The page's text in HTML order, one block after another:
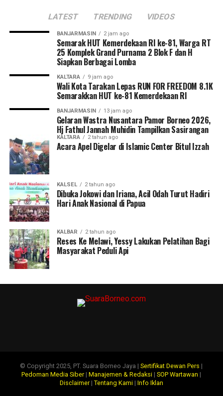
LATEST TRENDING VIDEOS
BANJARMASIN 2 jam ago
Semarak HUT Kemerdekaan RI ke-81, Warga RT
25 Komplek Grand Purnama 2 Blok F dan H
Siapkan Berbagai Lomba
KALTARA 9 jam ago
Wali Kota Tarakan Lepas RUN FOR FREEDOM 8.1K
Semarakkan HUT ke-81 Kemerdekaan RI
BANJARMASIN 13 jam ago
Gelaran Wastra Nusantara Pamor Borneo 2026,
Hj Fathul Jannah Muhidin Tampilkan Sasirangan
KALTARA 2 tahun ago
Acara Apel Digelar di Islamic Center Bitul Izzah
KALSEL 2 tahun ago
Dibuka Jokowi dan Iriana, Acil Odah Turut Hadiri
Hari Anak Nasional di Papua
KALBAR 2 tahun ago
Reses Ke Melawi, Yessy Lakukan Pelatihan Bagi
Masyarakat Peduli Api
© Copyright 2025, PT. Suara Borneo Jaya |Sertifikat Dewan Pers |
Pedoman Media Siber|Manajemen & Redaksi |SOP Wartawan |
Disclaimer| Tentang Kami| Info Iklan